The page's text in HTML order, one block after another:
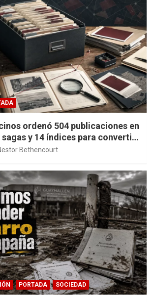
ordenó 504 publicaciones en
sagas y 14 índices para convertir
en memoria pública
Bethencourt
PORTADA SOCIEDAD